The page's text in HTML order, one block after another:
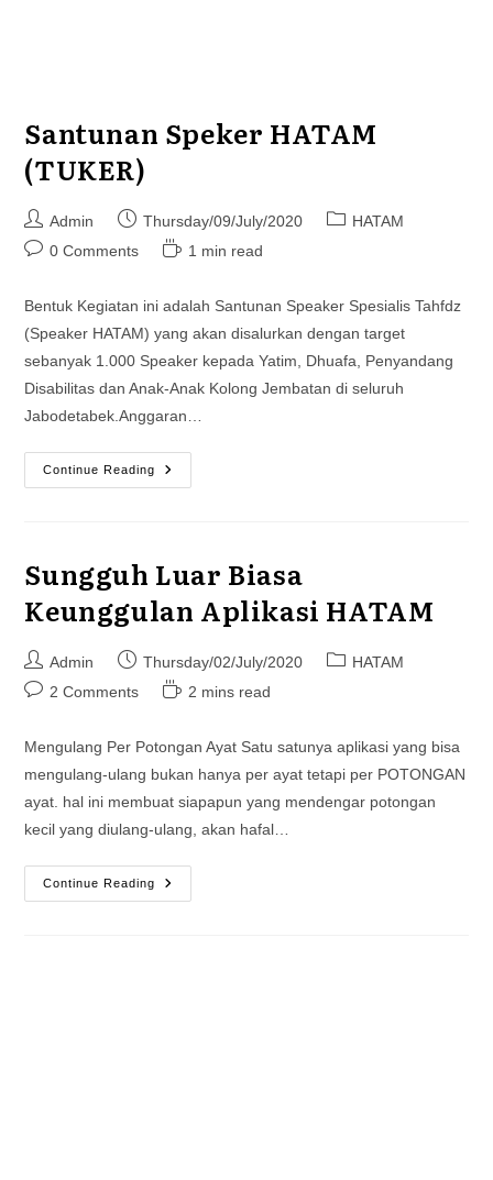
Santunan Speker HATAM
(TUKER)
Post
author:
Admin
Post
published:
Thursday/09/July/2020
PostHATAM
Post0 Comments
Reading
1 min read
Bentuk Kegiatan ini adalah Santunan Speaker Spesialis Tahfdz
(Speaker HATAM) yang akan disalurkan dengan target
sebanyak 1.000 Speaker kepada Yatim, Dhuafa, Penyandang
Disabilitas dan Anak-Anak Kolong Jembatan di seluruh
Jabodetabek.Anggaran…
Continue Reading
Santunan
Speker
Sungguh Luar Biasa
Keunggulan Aplikasi HATAM
Post
author:
Admin
Post
published:
Thursday/02/July/2020
PostHATAM
Post2 Comments
Reading
2 mins read
Mengulang Per Potongan Ayat Satu satunya aplikasi yang bisa
mengulang-ulang bukan hanya per ayat tetapi per POTONGAN
ayat. hal ini membuat siapapun yang mendengar potongan
kecil yang diulang-ulang, akan hafal…
Continue Reading
Sungguh
Luar